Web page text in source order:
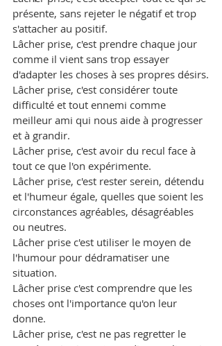
présente, sans rejeter le négatif et trop
s'attacher au positif.
Lâcher prise, c'est prendre chaque jour
comme il vient sans trop essayer
d'adapter les choses à ses propres désirs.
Lâcher prise, c'est considérer toute
difficulté et tout ennemi comme
meilleur ami qui nous aide à progresser
et à grandir.
Lâcher prise, c'est avoir du recul face à
tout ce que l'on expérimente.
Lâcher prise, c'est rester serein, détendu
et l'humeur égale, quelles que soient les
circonstances agréables, désagréables
ou neutres.
Lâcher prise c'est utiliser le moyen de
l'humour pour dédramatiser une
situation.
Lâcher prise c'est comprendre que les
choses ont l'importance qu'on leur
donne.
Lâcher prise, c'est ne pas regretter le